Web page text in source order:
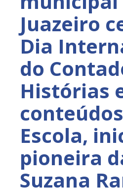
Juazeiro
Dia
do
Histórias
Escola,
pioneira
Suzana